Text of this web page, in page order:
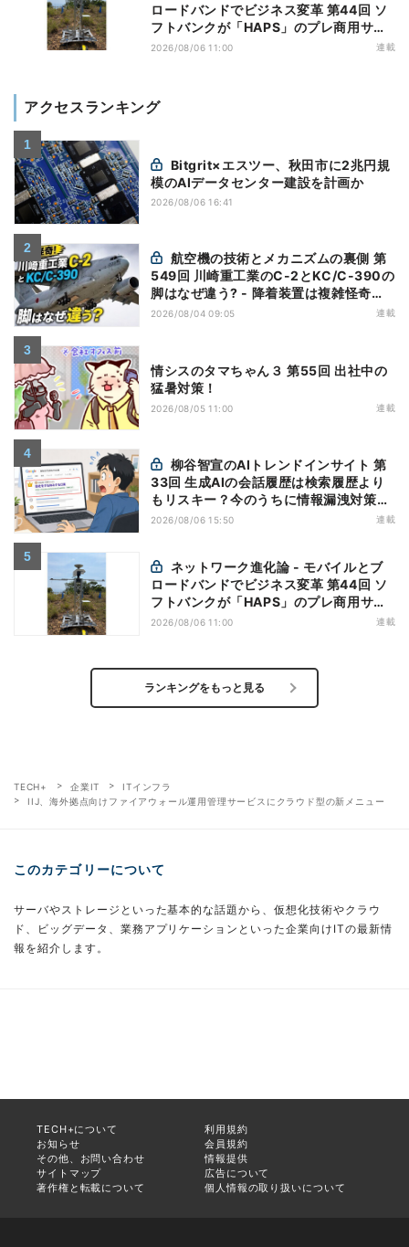
ロードバンドでビジネス変革 第44回 ソ
フトバンクが「HAPS」のプレ商用サー
ビス開始を表明、本格的な商用展開のめ
2026/08/06 11:00 連載
アクセスランキング
模のAIデータセンター建設を計画か
2026/08/06 16:41
549回 川崎重工業のC-2とKC/C-390の
脚はなぜ違う? - 降着装置は複雑怪奇
(5)|軍用輸送機(10)
2026/08/04 09:05 連載
情シスのタマちゃん３ 第55回 出社中の
猛暑対策！
2026/08/05 11:00 連載
33回 生成AIの会話履歴は検索履歴より
もリスキー？今のうちに情報漏洩対策を
万全にしておこう
2026/08/06 15:50 連載
ロードバンドでビジネス変革 第44回 ソ
フトバンクが「HAPS」のプレ商用サー
ビス開始を表明、本格的な商用展開のめ
2026/08/06 11:00 連載
ランキングをもっと見る
TECH+ 企業IT
ITインフラ
IIJ、海外拠点向けファイアウォール運用管理サービスにクラウド型の新メニュー
このカテゴリーについて
サーバやストレージといった基本的な話題から、仮想化技術やクラウ
ド、ビッグデータ、業務アプリケーションといった企業向けITの最新情
報を紹介します。
TECH+について
利用規約
お知らせ
会員規約
その他、お問い合わせ
情報提供
サイトマップ
広告について
著作権と転載について
個人情報の取り扱いについて